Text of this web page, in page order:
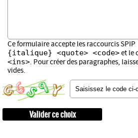
Ce formulaire accepte les raccourcis SPIP
{italique} <quote> <code>et le
<ins>. Pour créer des paragraphes,
vides.